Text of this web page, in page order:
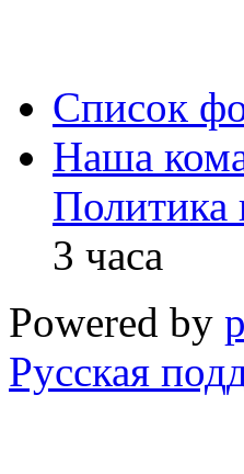
Список
Наша
Политика
3 часа
Powered by
Русская